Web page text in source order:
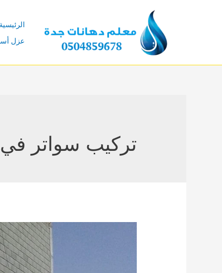
الرئيسية
عزل
تركيب سواتر